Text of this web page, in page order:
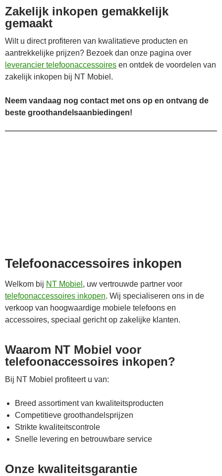
Zakelijk inkopen gemakkelijk
gemaakt
Wilt u direct profiteren van kwalitatieve producten en
aantrekkelijke prijzen? Bezoek dan onze pagina over
leverancier telefoonaccessoires en ontdek de voordelen van
zakelijk inkopen bij NT Mobiel.
Neem vandaag nog contact met ons op en ontvang de
beste groothandelsaanbiedingen!
Telefoonaccessoires inkopen
Welkom bij NT Mobiel , uw vertrouwde partner voor
telefoonaccessoires inkopen. Wij specialiseren ons in de
verkoop van hoogwaardige mobiele telefoons en
accessoires, speciaal gericht op zakelijke klanten.
Waarom NT Mobiel voor
telefoonaccessoires inkopen?
Bij NT Mobiel profiteert u van:
Breed assortiment van kwaliteitsproducten
Competitieve groothandelsprijzen
Strikte kwaliteitscontrole
Snelle levering en betrouwbare service
Onze kwaliteitsgarantie